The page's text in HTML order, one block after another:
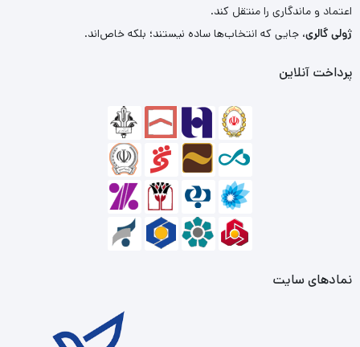
اعتماد و ماندگاری را منتقل کند.
ژولی گالری، جایی که انتخاب‌ها ساده نیستند؛ بلکه خاص‌اند.
پرداخت آنلاین
نمادهای سایت